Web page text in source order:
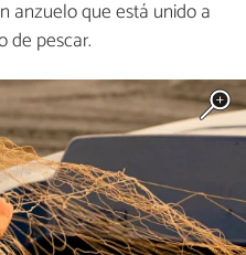
anzuelo que está unido a
de pescar.